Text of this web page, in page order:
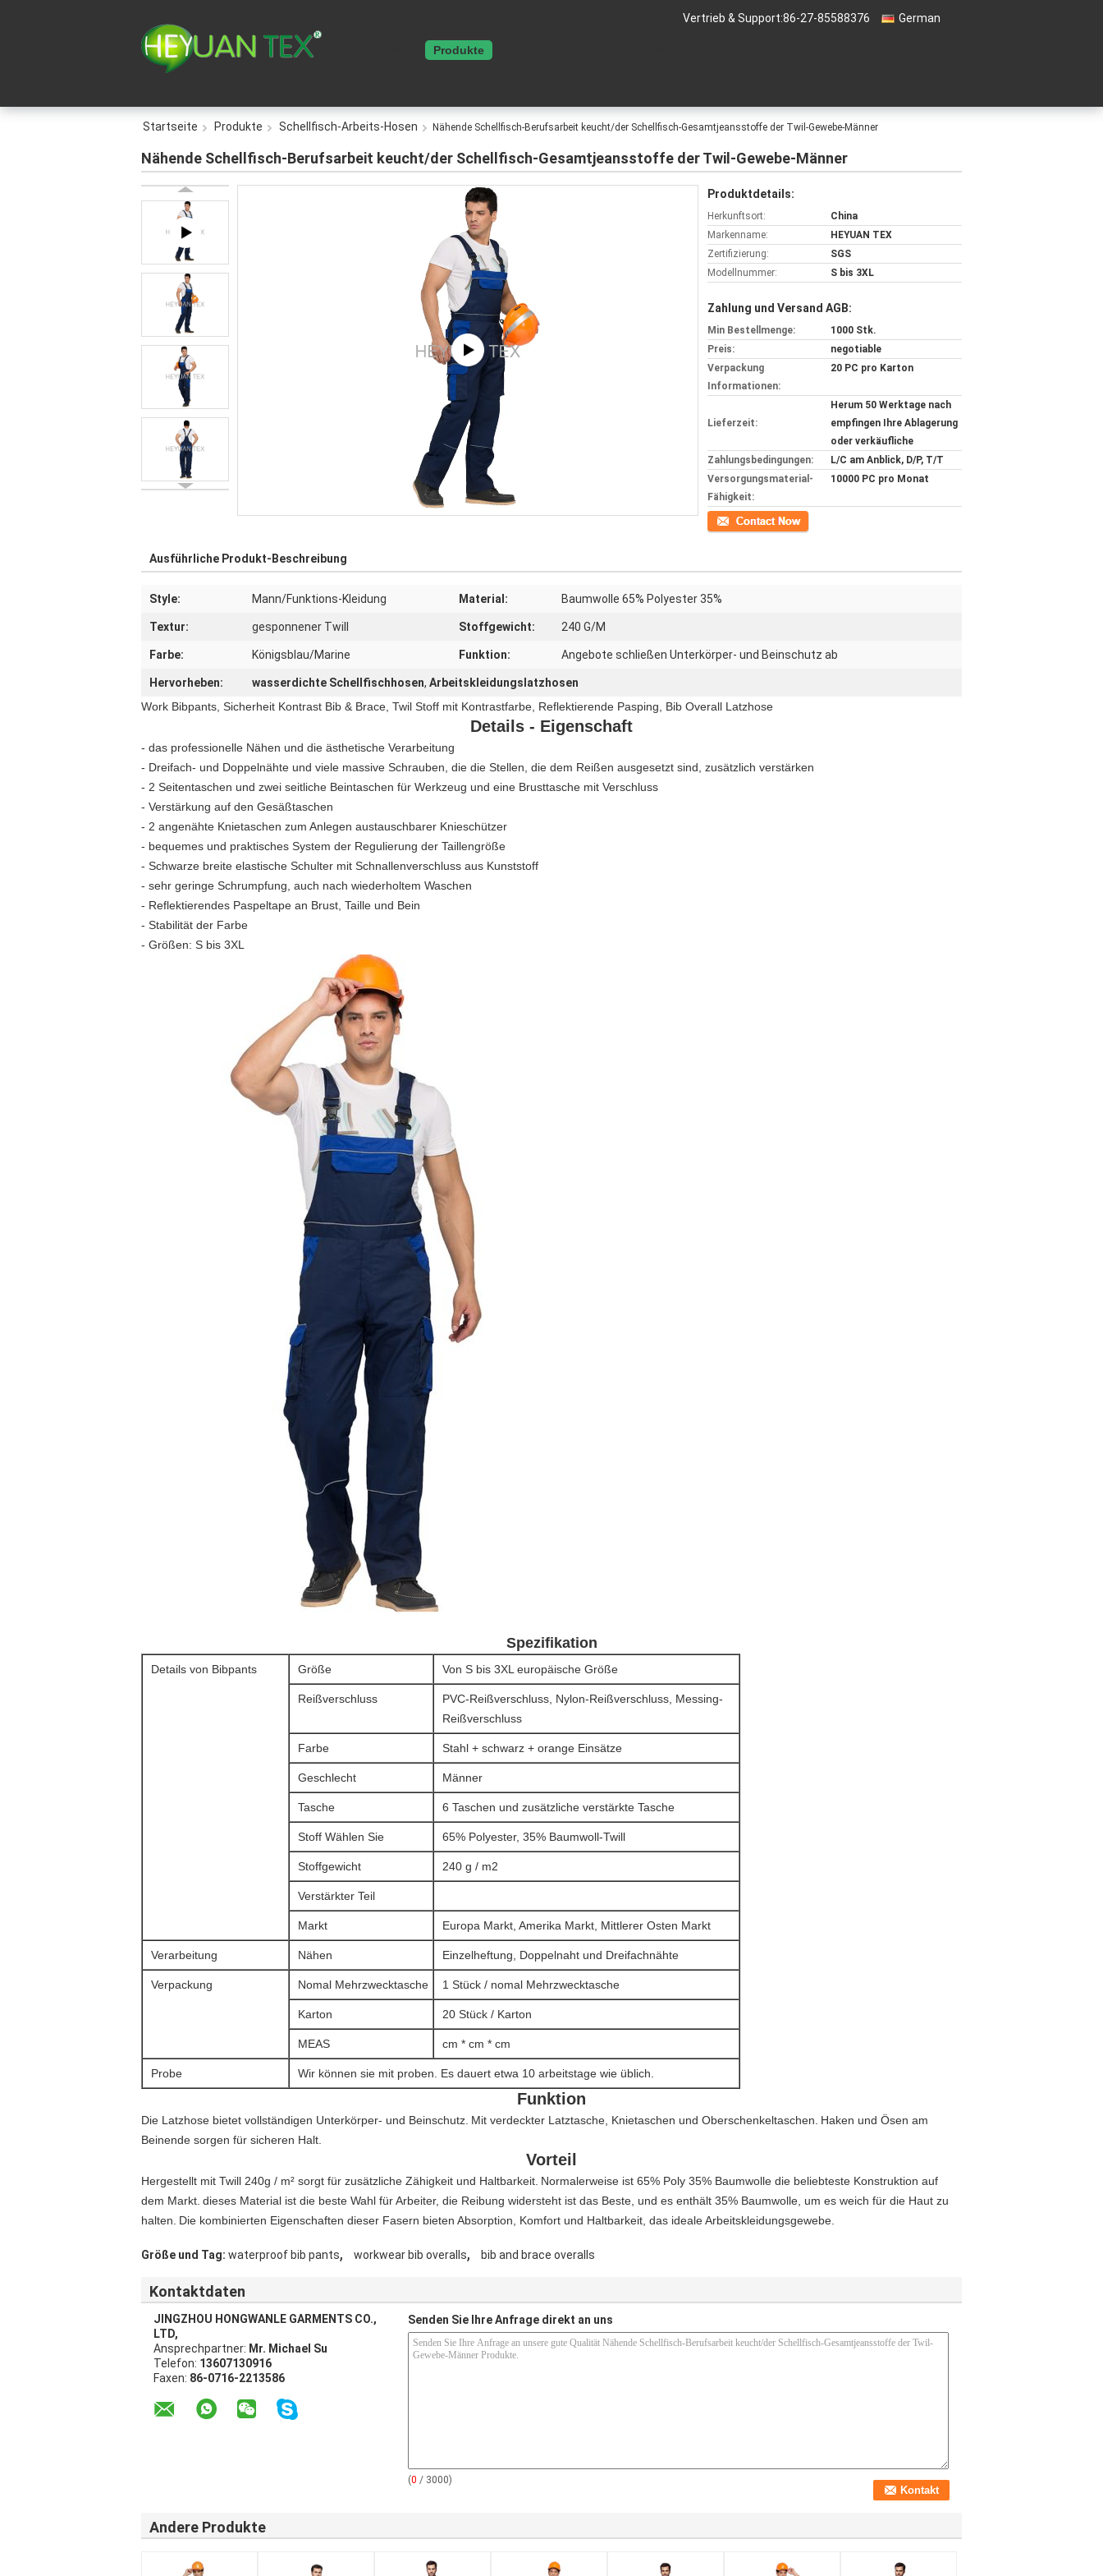
German
Vertrieb & Support:86-27-85588376
Produkte
Startseite Produkte Schellfisch-Arbeits-Hosen Nähende Schellfisch-Berufsarbeit keucht/der Schellfisch-Gesamtjeansstoffe der Twil-Gewebe-Männer
Nähende Schellfisch-Berufsarbeit keucht/der Schellfisch-Gesamtjeansstoffe der Twil-Gewebe-Männer
Produktdetails:
Herkunftsort:
China
Markenname:
HEYUAN TEX
Zertifizierung:
SGS
Modellnummer:
S bis 3XL
Zahlung und Versand AGB:
Min Bestellmenge:
1000 Stk.
Preis:
negotiable
Verpackung
Informationen:
20 PC pro Karton
Lieferzeit:
Herum 50 Werktage nach
empfingen Ihre Ablagerung
oder verkäufliche
Zahlungsbedingungen:
L/C am Anblick, D/P, T/T
Versorgungsmaterial-
Fähigkeit:
10000 PC pro Monat
Kontakt
Ausführliche Produkt-Beschreibung
Style: Mann/Funktions-Kleidung Material: Baumwolle 65% Polyester 35%
Textur: gesponnener Twill Stoffgewicht: 240 G/M
Farbe: Königsblau/Marine Funktion: Angebote schließen Unterkörper- und Beinschutz ab
Hervorheben: wasserdichte Schellfischhosen, Arbeitskleidungslatzhosen
Work Bibpants, Sicherheit Kontrast Bib & Brace, Twil Stoff mit Kontrastfarbe, Reflektierende Pasping, Bib Overall Latzhose
Details - Eigenschaft
- das professionelle Nähen und die ästhetische Verarbeitung
- Dreifach- und Doppelnähte und viele massive Schrauben, die die Stellen, die dem Reißen ausgesetzt sind, zusätzlich verstärken
- 2 Seitentaschen und zwei seitliche Beintaschen für Werkzeug und eine Brusttasche mit Verschluss
- Verstärkung auf den Gesäßtaschen
- 2 angenähte Knietaschen zum Anlegen austauschbarer Knieschützer
- bequemes und praktisches System der Regulierung der Taillengröße
- Schwarze breite elastische Schulter mit Schnallenverschluss aus Kunststoff
- sehr geringe Schrumpfung, auch nach wiederholtem Waschen
- Reflektierendes Paspeltape an Brust, Taille und Bein
- Stabilität der Farbe
- Größen: S bis 3XL
Spezifikation
Details von Bibpants Größe Von S bis 3XL europäische Größe
Reißverschluss
PVC-Reißverschluss, Nylon-Reißverschluss, Messing-
Reißverschluss
Farbe Stahl + schwarz + orange Einsätze
Geschlecht Männer
Tasche 6 Taschen und zusätzliche verstärkte Tasche
Stoff Wählen Sie 65% Polyester, 35% Baumwoll-Twill
Stoffgewicht 240 g / m2
Verstärkter Teil
Markt Europa Markt, Amerika Markt, Mittlerer Osten Markt
Verarbeitung Nähen Einzelheftung, Doppelnaht und Dreifachnähte
Verpackung Nomal Mehrzwecktasche 1 Stück / nomal Mehrzwecktasche
Karton 20 Stück / Karton
MEAS cm * cm * cm
Probe Wir können sie mit proben. Es dauert etwa 10 arbeitstage wie üblich.
Funktion
Die Latzhose bietet vollständigen Unterkörper- und Beinschutz. Mit verdeckter Latztasche, Knietaschen und Oberschenkeltaschen. Haken und Ösen am
Beinende sorgen für sicheren Halt.
Vorteil
Hergestellt mit Twill 240g / m² sorgt für zusätzliche Zähigkeit und Haltbarkeit. Normalerweise ist 65% Poly 35% Baumwolle die beliebteste Konstruktion auf
dem Markt. dieses Material ist die beste Wahl für Arbeiter, die Reibung widersteht ist das Beste, und es enthält 35% Baumwolle, um es weich für die Haut zu
halten. Die kombinierten Eigenschaften dieser Fasern bieten Absorption, Komfort und Haltbarkeit, das ideale Arbeitskleidungsgewebe.
Größe und Tag: waterproof bib pants, workwear bib overalls, bib and brace overalls
Kontaktdaten
JINGZHOU HONGWANLE GARMENTS CO.,
LTD,
Ansprechpartner: Mr. Michael Su
Telefon: 13607130916
Faxen: 86-0716-2213586
Senden Sie Ihre Anfrage direkt an uns
(0 / 3000)
Andere Produkte